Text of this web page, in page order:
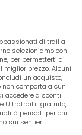
di trail a
selezioniamo con
per permetterti di
prezzo. Alcuni
un acquisto,
comporta alcun
accedere a sconti
Ultratrail.it gratuito,
pensati per chi
sui sentieri!